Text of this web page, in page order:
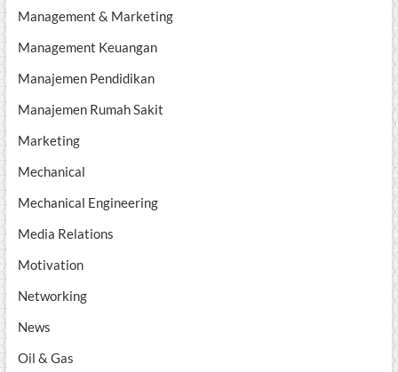
Management & Marketing
Management Keuangan
Manajemen Pendidikan
Manajemen Rumah Sakit
Marketing
Mechanical
Mechanical Engineering
Media Relations
Motivation
Networking
News
Oil & Gas